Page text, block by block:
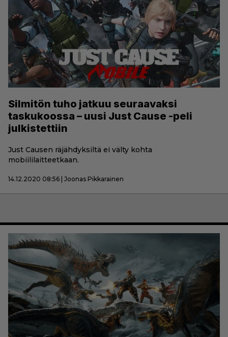
Silmitön tuho jatkuu seuraavaksi
taskukoossa – uusi Just Cause -peli
julkistettiin
Just Causen räjähdyksiltä ei välty kohta
mobiililaitteetkaan.
14.12.2020 08:56 | Joonas Pikkarainen